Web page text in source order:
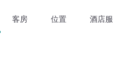
客房 位置 酒店